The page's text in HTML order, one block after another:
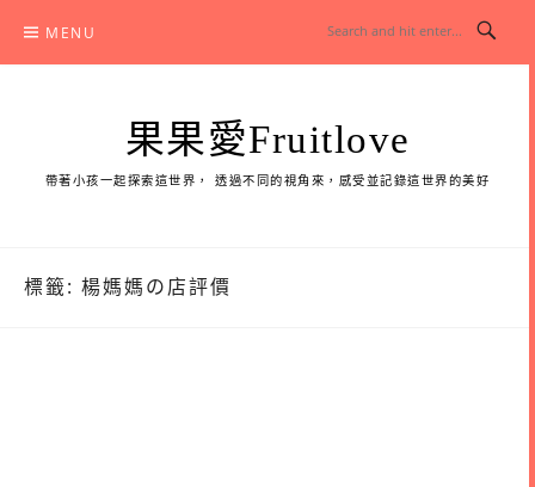
content
MENU
果果愛Fruitlove
帶著小孩一起探索這世界， 透過不同的視角來，感受並記錄這世界的美好
標籤: 楊媽媽の店評價